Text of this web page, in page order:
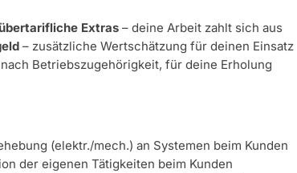
Extras – deine Arbeit zahlt sich aus
– zusätzliche Wertschätzung für deinen Einsatz
Betriebszugehörigkeit, für deine Erholung
(elektr./mech.) an Systemen beim Kunden
der eigenen Tätigkeiten beim Kunden